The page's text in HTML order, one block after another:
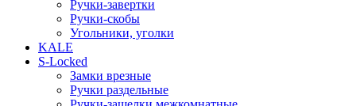
Ручки-завертки
Ручки-скобы
Угольники, уголки
KALE
S-Locked
Замки врезные
Ручки раздельные